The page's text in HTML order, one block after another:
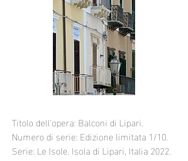
Titolo dell'opera: Balconi di Lipari.
Numero di serie: Edizione limitata 1/10.
Serie: Le Isole. Isola di Lipari, Italia 2022.